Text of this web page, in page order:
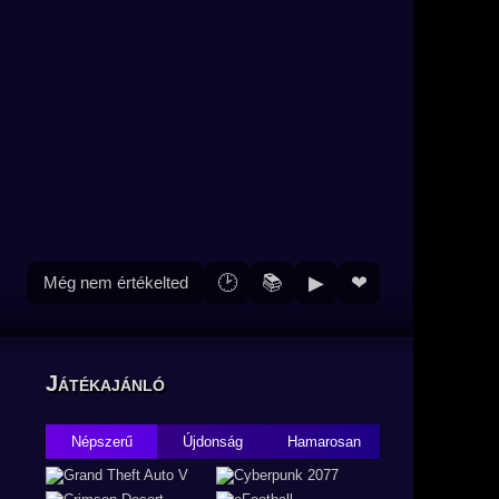
Még nem értékelted 🕑 📚 ▶ ❤
Játékajánló
Népszerű Újdonság Hamarosan